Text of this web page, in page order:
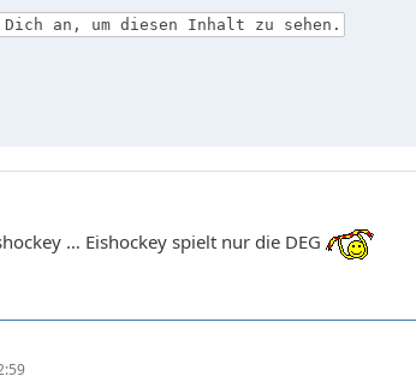
an, um diesen Inhalt zu sehen.
… Eishockey spielt nur die DEG